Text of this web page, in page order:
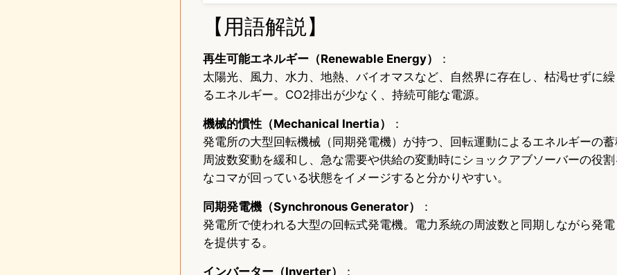
【用語解説】
再生可能エネルギー（Renewable Energy）
：
太陽光、風力、水力、地熱、バイオマスなど、自然界に存在し、枯渇せずに
るエネルギー。CO2排出が少なく、持続可能な電源。
機械的慣性（Mechanical Inertia）
：
発電所の大型回転機械（同期発電機）が持つ、回転運動によるエネルギーの
周波数変動を緩和し、急な需要や供給の変動時にショックアブソーバーの役
なコマが回っている状態をイメージすると分かりやすい。
同期発電機（Synchronous Generator）
：
発電所で使われる大型の回転式発電機。電力系統の周波数と同期しながら発
を提供する。
インバーター（Inverter） ：